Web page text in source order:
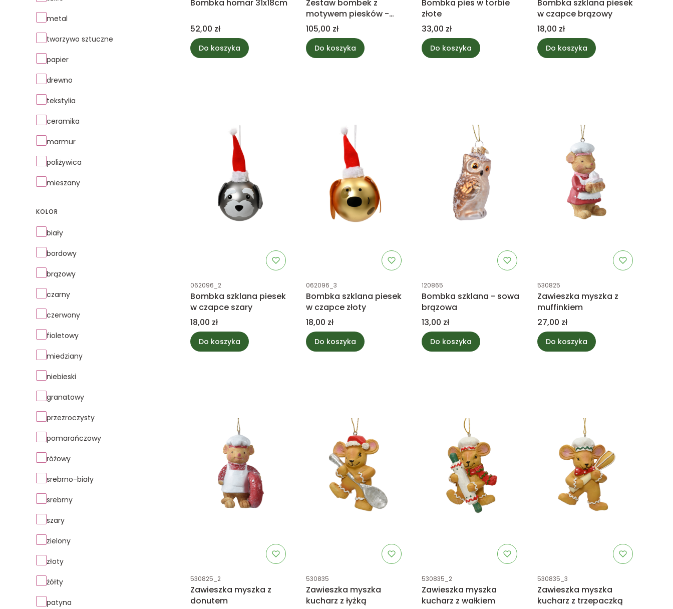
metal
tworzywo sztuczne
papier
drewno
tekstylia
ceramika
marmur
poliżywica
mieszany
KOLOR
Kolor
biały
bordowy
brązowy
czarny
czerwony
fioletowy
miedziany
niebieski
granatowy
przezroczysty
pomarańczowy
różowy
srebrno-biały
srebrny
szary
zielony
złoty
żółty
patyna
Bombka homar 31x18cm
Cena
52,00 zł
Do koszyka
Zestaw bombek z
motywem piesków -
bombka pies
Cena
105,00 zł
Do koszyka
Bombka pies w torbie
złote
Cena
33,00 zł
Do koszyka
Bombka szklana piesek
w czapce brązowy
Cena
18,00 zł
Do koszyka
Kod produktu
062096_2
Bombka szklana piesek
w czapce szary
Cena
18,00 zł
Do koszyka
Kod produktu
062096_3
Bombka szklana piesek
w czapce złoty
Cena
18,00 zł
Do koszyka
Kod produktu
120865
Bombka szklana - sowa
brązowa
Cena
13,00 zł
Do koszyka
Kod produktu
530825
Zawieszka myszka z
muffinkiem
Cena
27,00 zł
Do koszyka
Kod produktu
530825_2
Zawieszka myszka z
donutem
Kod produktu
530835
Zawieszka myszka
kucharz z łyżką
Kod produktu
530835_2
Zawieszka myszka
kucharz z wałkiem
Kod produktu
530835_3
Zawieszka myszka
kucharz z trzepaczką